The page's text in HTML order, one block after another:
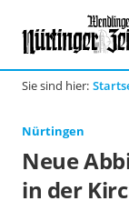
Sie sind hier:
Nürtingen
Neue
in der